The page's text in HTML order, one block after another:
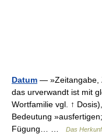
Datum — »Zeitangabe,
das urverwandt ist mit
Wortfamilie vgl. ↑
Bedeutung
Fügung… …
Das